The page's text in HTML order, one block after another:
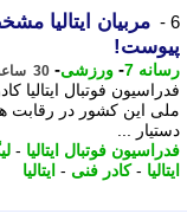
6 -
مربیان ایتالیا
پیوست!
رسانه 7 - ورزشی- 30 ساعت پیش - جمعه 16 مرداد 1405، 10:15
فدراسیون فوتبال ایتالیا
ملی این کشور در رقابت
دستیار ...
فدراسیون فوتبال ایتالیا -
ایتالیا -کادر فنی - ایتالیا